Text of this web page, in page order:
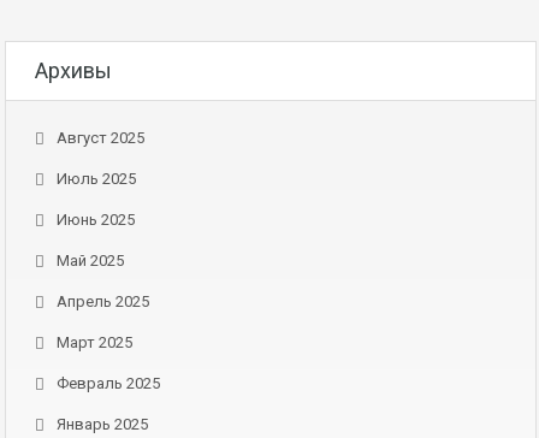
Архивы
Август 2025
Июль 2025
Июнь 2025
Май 2025
Апрель 2025
Март 2025
Февраль 2025
Январь 2025